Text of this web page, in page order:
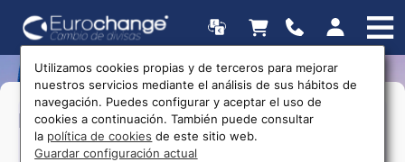
Horarios >Lunes a Sábado:08:00 a 15:00
a 20:30
Utilizamos cookies propias y de terceros para mejorar
nuestros servicios mediante el análisis de sus hábitos de
navegación. Puedes configurar y aceptar el uso de
cookies a continuación. También puede consultar
la política de cookies de este sitio web.
Guardar configuración actual